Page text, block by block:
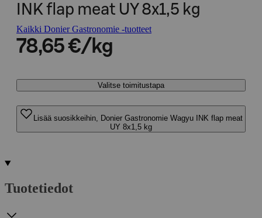
INK flap meat UY 8x1,5 kg
Kaikki Donier Gastronomie -tuotteet
78,65 €/kg
Valitse toimitustapa
Lisää suosikkeihin, Donier Gastronomie Wagyu INK flap meat
UY 8x1,5 kg
Tuotetiedot